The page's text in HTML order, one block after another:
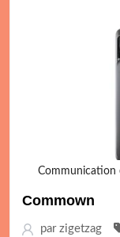
Communication
Commown
par zigetzag